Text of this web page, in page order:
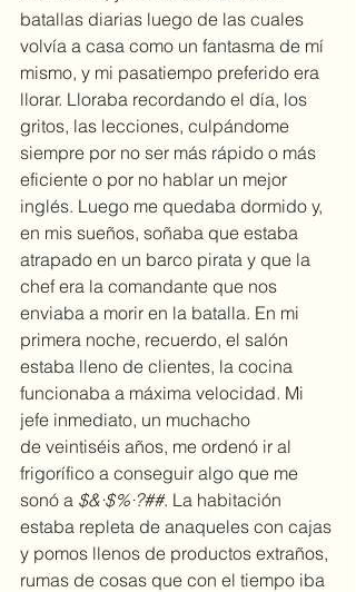
batallas diarias luego de las cuales
volvía a casa como un fantasma de mí
mismo, y mi pasatiempo preferido era
llorar. Lloraba recordando el día, los
gritos, las lecciones, culpándome
siempre por no ser más rápido o más
eficiente o por no hablar un mejor
inglés. Luego me quedaba dormido y,
en mis sueños, soñaba que estaba
atrapado en un barco pirata y que la
chef era la comandante que nos
enviaba a morir en la batalla. En mi
primera noche, recuerdo, el salón
estaba lleno de clientes, la cocina
funcionaba a máxima velocidad. Mi
jefe inmediato, un muchacho
de veintiséis años, me ordenó ir al
frigorífico a conseguir algo que me
sonó a $&·$%·?##. La habitación
estaba repleta de anaqueles con cajas
y pomos llenos de productos extraños,
rumas de cosas que con el tiempo iba